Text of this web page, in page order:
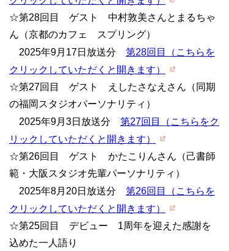
☆第28回目 ゲスト 中村敦美さんとまるちゃ
ん（京都のカフェ スプリング）
2025年9月17日放送分 第28回目（こちらを
クリックしていただくと開きます）
☆第27回目 ゲスト えしたさなえさん（同期
の福岡スタジオパーソナリティ）
2025年9月3日放送分 第27回目（こちらをク
リックしていただくと開きます）
☆第26回目 ゲスト かたこりんさん（己書師
範・大阪スタジオ先輩パーソナリティ）
2025年8月20日放送分 第26回目（こちらを
クリックしていただくと開きます）
☆第25回目 デビュー 1周年を迎えた感謝を
込めた一人語り